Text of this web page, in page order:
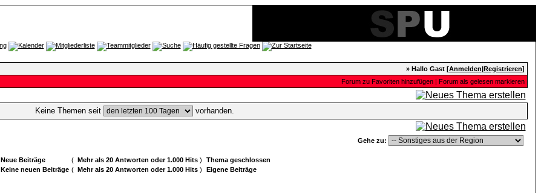
» Hallo Gast [Anmelden|Registrieren]
Forum zu Favoriten hinzufügen| Forum als gelesen markieren
Keine Themen seit vorhanden.
Gehe zu:
Neue Beiträge ( Mehr als 20 Antworten oder 1.000 Hits)
Thema geschlossen
Keine neuen Beiträge ( Mehr als 20 Antworten oder 1.000 Hits) Eigene Beiträge